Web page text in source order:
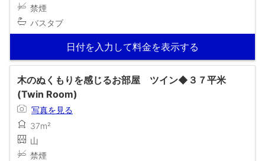
禁煙
バスタブ
日付を入力して料金を表示する
木のぬくもりを感じるお部屋 ツイン◆３７平米
(Twin Room)
写真を見る
37m²
山
禁煙